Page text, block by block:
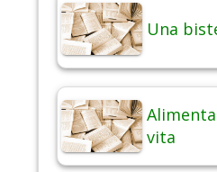
Una
vita